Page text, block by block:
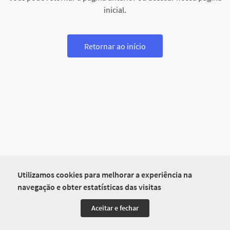
Utilizamos cookies para melhorar a experiência na
navegação e obter estatísticas das visitas
Aceitar e fechar
inicial.
Retornar ao início